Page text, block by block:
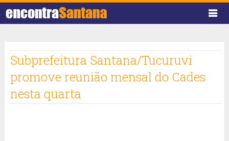
Subprefeitura Santana/Tucuruvi
promove reunião mensal do Cades
nesta quarta